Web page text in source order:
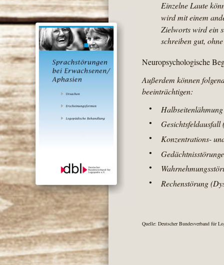
Einzelne Laute
wird mit einem
Zielworts wird ein
schreiben gut,
Neuropsychologische
Außerdem können
beeinträchtigen:
•
• Gesichtsfeldausfall
• Konzentrations-
•
•
• Rechenstörung
Quelle: Deutscher Bundesverband für